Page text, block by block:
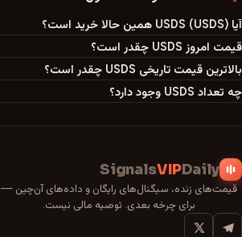
آیا USDS (USDS) همین حالا خرید است؟
قیمت امروز USDS چقدر است؟
بالاترین قیمت تاریخی USDS چقدر است؟
چه تعداد USDS وجود دارد؟
Daily
VIP
Signals
قیمت‌های زنده، سیگنال‌های رایگان و داده‌های آن‌چین —
برای چرخه بعدی. توصیه مالی نیست.